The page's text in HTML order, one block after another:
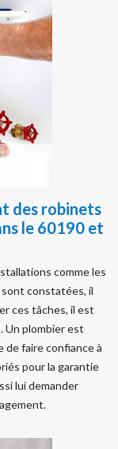
des robinets
le 60190 et
comme les
constatées, il
ces tâches, il est
Un plombier est
de faire confiance à
pour la garantie
lui demander